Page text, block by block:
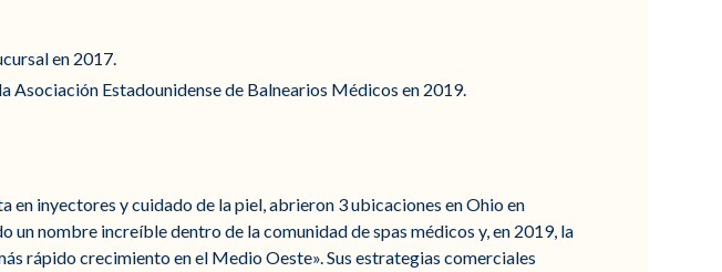
en 2017.
Estadounidense de Balnearios Médicos en 2019.
en inyectores y cuidado de la piel, abrieron 3 ubicaciones en Ohio en
un nombre increíble dentro de la comunidad de spas médicos y, en 2019, la
rápido crecimiento en el Medio Oeste». Sus estrategias comerciales